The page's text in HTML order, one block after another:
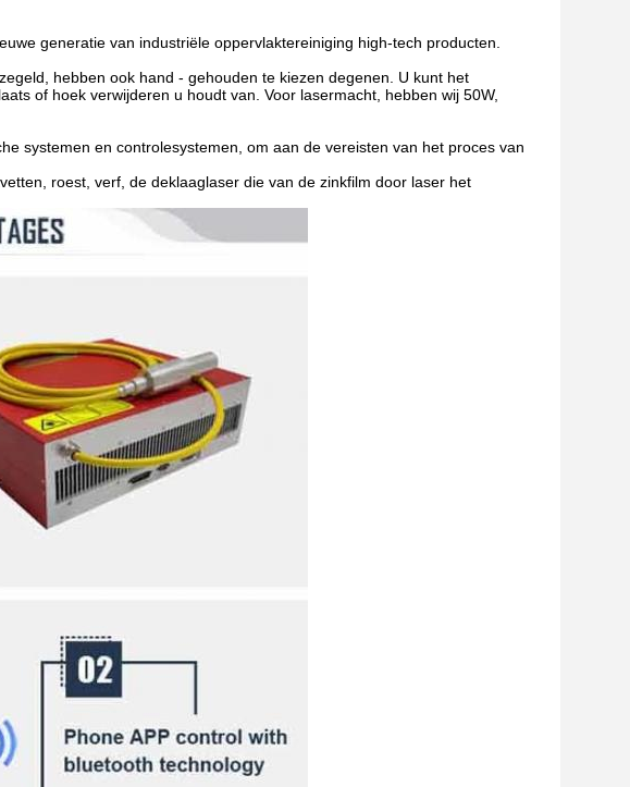
generatie van industriële oppervlaktereiniging high-tech producten.
hebben ook hand - gehouden te kiezen degenen. U kunt het
of hoek verwijderen u houdt van. Voor lasermacht, hebben wij 50W,
systemen en controlesystemen, om aan de vereisten van het proces van
roest, verf, de deklaaglaser die van de zinkfilm door laser het